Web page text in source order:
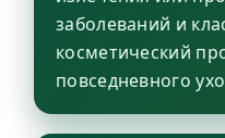
заболеваний и
косметический
повседневного